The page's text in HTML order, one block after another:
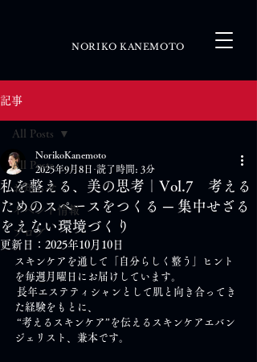
NORIKO KANEMOTO
記事
All Posts
お知らせ
イベント情報
ブログ
All Posts
私を整える、美の思考｜Vol.7 考える
ためのスペースをつくる ─ 集中せざる
をえない環境づくり
NorikoKanemoto
2025年9月8日 読了時間: 3分
更新日： 2025年10月10日
スキンケアを通して「自分らしく整う」ヒント
を毎週月曜日にお届けしています。
長年エステティシャンとして肌と向き合ってき
た経験をもとに、
“考えるスキンケア”を伝えるスキンケアエバン
ジェリスト、兼本です。